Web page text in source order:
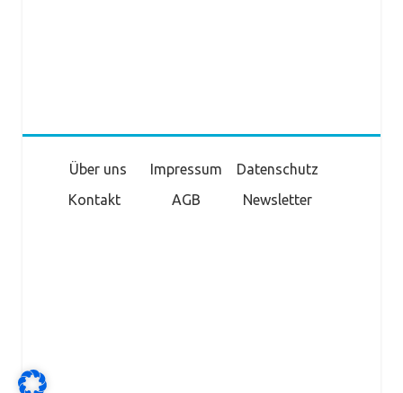
Über uns Impressum
Datenschutz
Kontakt
AGB Newsletter